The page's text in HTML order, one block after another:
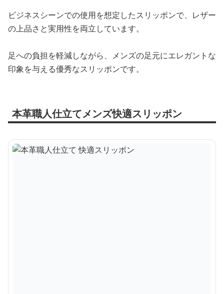
ビジネスシーンでの使用を想定したスリッポンで、レザー
の上品さと実用性を両立しています。
足への負担を軽減しながら、メンズの足元にエレガントな
印象を与える優秀なスリッポンです。
本革職人仕立てメンズ快適スリッポン